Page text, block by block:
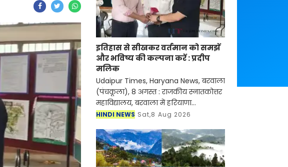
इतिहास से सीखकर वर्तमान को समझें
और भविष्य की कल्पना करें : प्रदीप
मलिक
Udaipur Times, Haryana News, बरवाला
(पंचकूला), 8 अगस्त : राजकीय स्नातकोत्तर
महाविद्यालय, बरवाला में हरियाणा
अभिलेखागार विभाग, पंचकूला द्वारा 17
प्रदर्शनी का शनिवार
HINDI NEWS Sat,8 Aug 2026